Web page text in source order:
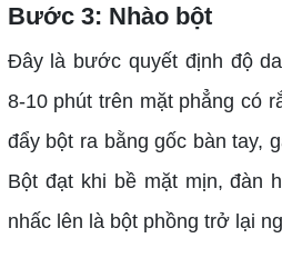
Bước 3: Nhào bột
Đây là bước quyết định độ
8-10 phút trên mặt phẳng có
đẩy bột ra bằng gốc bàn tay,
Bột đạt khi bề mặt mịn, đàn
nhấc lên là bột phồng trở lại